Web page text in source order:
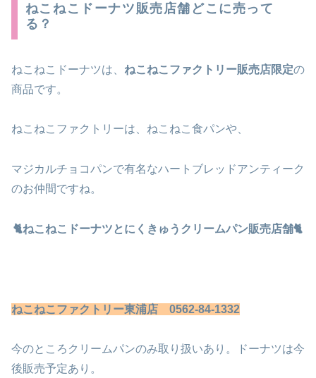
ねこねこドーナツ販売店舗どこに売って
る？
ねこねこドーナツは、 ねこねこファクトリー販売店限定の
商品です。
ねこねこファクトリーは、ねこねこ食パンや、
マジカルチョコパンで有名なハートブレッドアンティーク
のお仲間ですね。
🐈ねこねこドーナツとにくきゅうクリームパン販売店舗🐈
ねこねこファクトリー東浦店 0562-84-1332
今のところクリームパンのみ取り扱いあり。ドーナツは今
後販売予定あり。